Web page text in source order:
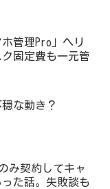
管理Pro」へリ
固定費も一元管
な動き？
み契約してキャ
た話。失敗談も